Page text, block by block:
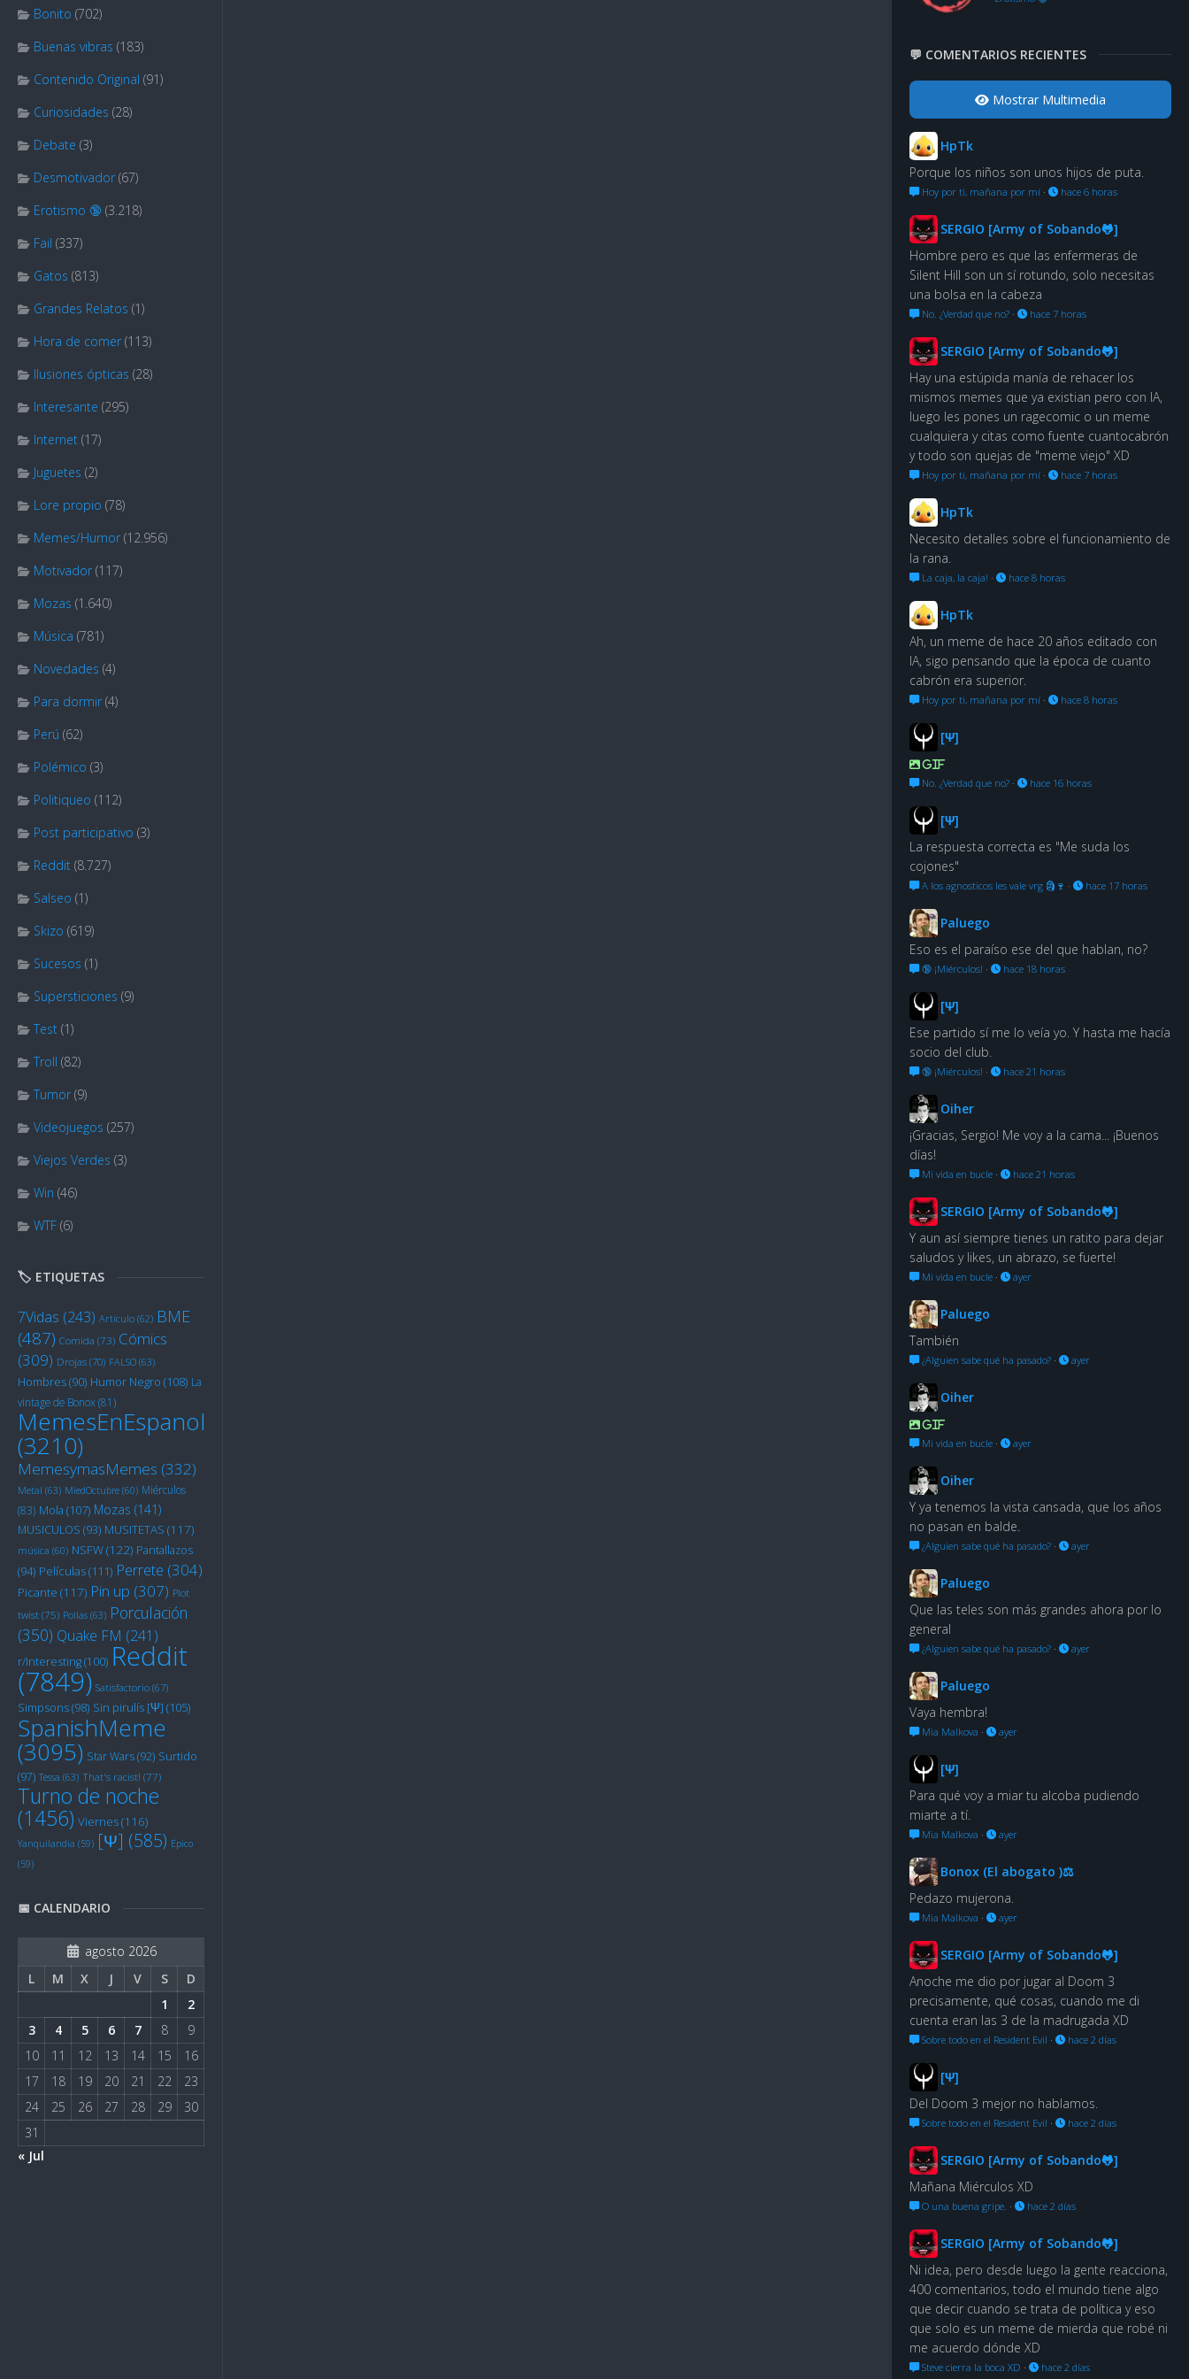
Bonito (702)
Buenas vibras (183)
Contenido Original (91)
Curiosidades (28)
Debate (3)
Desmotivador (67)
Erotismo 🔞 (3.218)
Fail (337)
Gatos (813)
Grandes Relatos (1)
Hora de comer (113)
Ilusiones ópticas (28)
Interesante (295)
Internet (17)
Juguetes (2)
Lore propio (78)
Memes/Humor (12.956)
Motivador (117)
Mozas (1.640)
Música (781)
Novedades (4)
Para dormir (4)
Perú (62)
Polémico (3)
Politiqueo (112)
Post participativo (3)
Reddit (8.727)
Salseo (1)
Skizo (619)
Sucesos (1)
Supersticiones (9)
Test (1)
Troll (82)
Tumor (9)
Videojuegos (257)
Viejos Verdes (3)
Win (46)
WTF (6)
🏷️ ETIQUETAS
7Vidas (243) Artículo (62) BME
(487) Comida (73) Cómics
(309) Drojas (70) FALSO (63)
Hombres(90) Humor Negro (108) La
vintage de Bonox(81)
MemesEnEspanol
(3210)
MemesymasMemes (332)
Metal (63) MiedOctubre (60) Miérculos
(83) Mola (107) Mozas (141)
MUSICULOS (93) MUSITETAS (117)
música (60) NSFW(122) Pantallazos
(94) Películas(111) Perrete (304)
Picante (117) Pin up (307) Plot
twist (75) Pollas (63) Porculación
(350) Quake FM (241)
r/Interesting(100) Reddit
(7849) Satisfactorio (67)
Simpsons(98) Sin pirulís [Ψ] (105)
SpanishMeme
(3095) Star Wars(92) Surtido
(97) Tessa (63) That's racist! (77)
Turno de noche
(1456) Viernes(116)
Yanquilandia (59) [Ψ] (585) Épico
(59)
📅 CALENDARIO
agosto 2026
L
M X J V S
D
1
2
3
4 5 6 7 8
9
10
11 12 13 14 15
16
17
18 19 20 21 22
23
24
25 26 27 28 29
30
31
« Jul
💬 COMENTARIOS RECIENTES
Mostrar Multimedia
HpTk
Porque los niños son unos hijos de puta.
Hoy por ti, mañana por mí · hace 6 horas
SERGIO [Army of Sobando🐸]
Hombre pero es que las enfermeras de
Silent Hill son un sí rotundo, solo necesitas
una bolsa en la cabeza
No. ¿Verdad que no? · hace 7 horas
SERGIO [Army of Sobando🐸]
Hay una estúpida manía de rehacer los
mismos memes que ya existian pero con IA,
luego les pones un ragecomic o un meme
cualquiera y citas como fuente cuantocabrón
y todo son quejas de "meme viejo" XD
Hoy por ti, mañana por mí · hace 7 horas
HpTk
Necesito detalles sobre el funcionamiento de
la rana.
La caja, la caja! · hace 8 horas
HpTk
Ah, un meme de hace 20 años editado con
IA, sigo pensando que la época de cuanto
cabrón era superior.
Hoy por ti, mañana por mí · hace 8 horas
[Ψ]
GIF
No. ¿Verdad que no? · hace 16 horas
[Ψ]
La respuesta correcta es "Me suda los
cojones"
A los agnosticos les vale vrg 🗿🍷 · hace 17 horas
Paluego
Eso es el paraíso ese del que hablan, no?
🔞 ¡Miérculos! · hace 18 horas
[Ψ]
Ese partido sí me lo veía yo. Y hasta me hacía
socio del club.
🔞 ¡Miérculos! · hace 21 horas
Oiher
¡Gracias, Sergio! Me voy a la cama... ¡Buenos
días!
Mi vida en bucle · hace 21 horas
SERGIO [Army of Sobando🐸]
Y aun así siempre tienes un ratito para dejar
saludos y likes, un abrazo, se fuerte!
Mi vida en bucle · ayer
Paluego
También
¿Alguien sabe qué ha pasado? · ayer
Oiher
GIF
Mi vida en bucle · ayer
Oiher
Y ya tenemos la vista cansada, que los años
no pasan en balde.
¿Alguien sabe qué ha pasado? · ayer
Paluego
Que las teles son más grandes ahora por lo
general
¿Alguien sabe qué ha pasado? · ayer
Paluego
Vaya hembra!
Mia Malkova · ayer
[Ψ]
Para qué voy a miar tu alcoba pudiendo
miarte a tí.
Mia Malkova · ayer
Bonox (El abogato )⚖
Pedazo mujerona.
Mia Malkova · ayer
SERGIO [Army of Sobando🐸]
Anoche me dio por jugar al Doom 3
precisamente, qué cosas, cuando me di
cuenta eran las 3 de la madrugada XD
Sobre todo en el Resident Evil · hace 2 días
[Ψ]
Del Doom 3 mejor no hablamos.
Sobre todo en el Resident Evil · hace 2 días
SERGIO [Army of Sobando🐸]
Mañana Miérculos XD
O una buena gripe. · hace 2 días
SERGIO [Army of Sobando🐸]
Ni idea, pero desde luego la gente reacciona,
400 comentarios, todo el mundo tiene algo
que decir cuando se trata de política y eso
que solo es un meme de mierda que robé ni
me acuerdo dónde XD
Steve cierra la boca XD · hace 2 días